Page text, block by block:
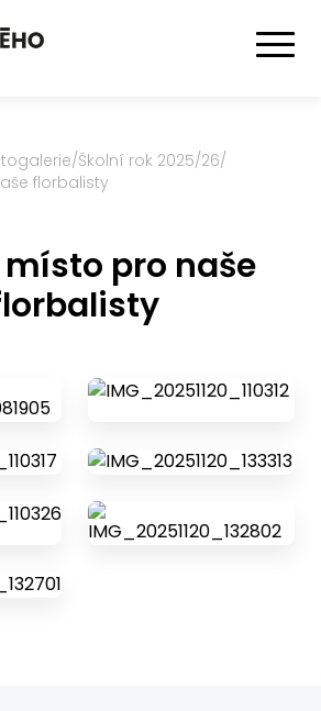
/Školní rok 2025/26/
florbalisty
pro naše